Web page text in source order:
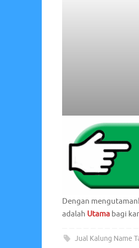
Dengan
adalah Utama bagi
Jual Kalung Name